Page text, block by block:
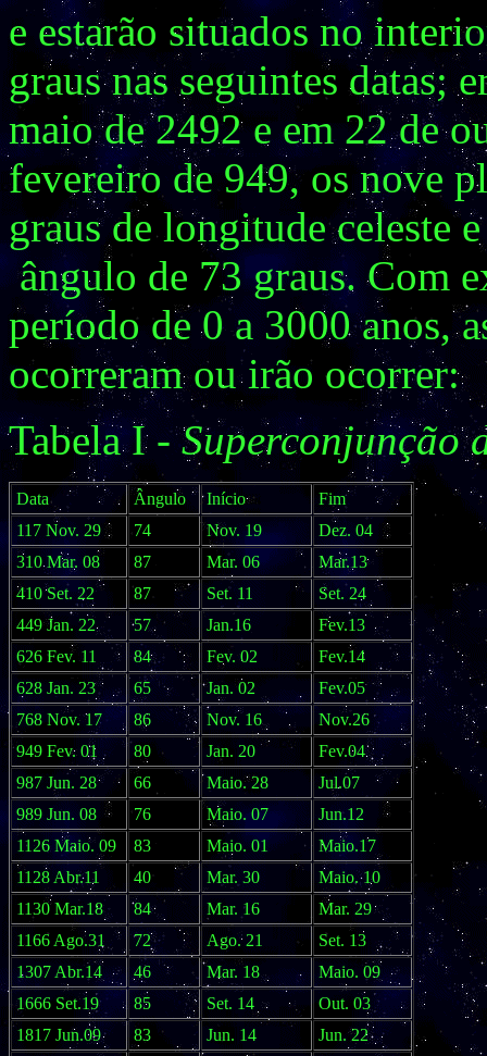
e estarão situados no
graus nas seguintes datas;
maio de 2492 e em 22 de
fevereiro de 949, os nove
graus de longitude celeste
ângulo de 73 graus. Com
período de 0 a 3000 anos,
ocorreram ou irão ocorrer:
Tabela I -Superconjunção
Data Ângulo Início
Fim
117 Nov. 29
74 Nov. 19
Dez. 04
310 Mar. 08
87 Mar. 06
Mar.13
410 Set. 22
87 Set. 11
Set. 24
449 Jan. 22
57 Jan.16
Fev.13
626 Fev. 11
84 Fev. 02
Fev.14
628 Jan. 23
65 Jan. 02
Fev.05
768 Nov. 17
86 Nov. 16
Nov.26
949 Fev. 01
80 Jan. 20
Fev.04
987 Jun. 28
66 Maio. 28
Jul.07
989 Jun. 08
76 Maio. 07
Jun.12
1126 Maio. 09
83 Maio. 01
Maio.17
1128 Abr.11
40 Mar. 30
Maio. 10
1130 Mar.18
84 Mar. 16
Mar. 29
1166 Ago.31
72 Ago. 21
Set. 13
1307 Abr.14
46 Mar. 18
Maio. 09
1666 Set.19
85 Set. 14
Out. 03
1817 Jun.09
83 Jun. 14
Jun. 22